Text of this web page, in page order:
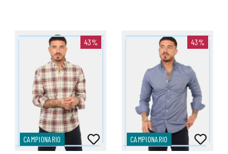
43%
CAMPIONARIO
43%
CAMPIONARIO